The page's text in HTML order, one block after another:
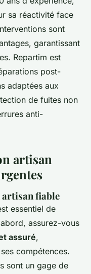
sa réactivité face
sont
garantissant
Repartim est
post-
adaptées aux
de fuites non
anti-
artisan
artisan fiable
essentiel de
assurez-vous
assuré,
compétences.
sont un gage de